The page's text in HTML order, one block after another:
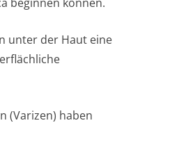
unter der Haut eine
(Varizen) haben